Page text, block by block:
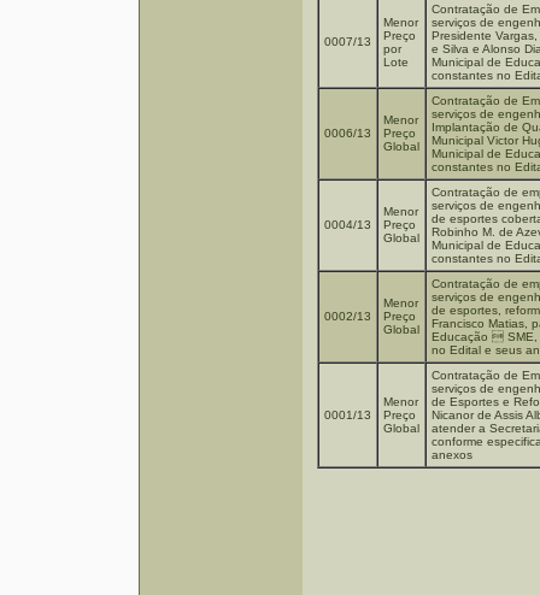
0007/13
Menor
Preço
por
Lote
Contratação de
serviços de
Presidente
e Silva e Alonso
Municipal de
constantes no
0006/13
Menor
Preço
Global
Contratação de
serviços de
Implantação de
Municipal Victor
Municipal de
constantes no
0004/13
Menor
Preço
Global
Contratação de
serviços de
de esportes
Robinho M. de
Municipal de
constantes no
0002/13
Menor
Preço
Global
Contratação de
serviços de
de esportes,
Francisco Matias,
Educação  SME,
no Edital e seus
0001/13
Menor
Preço
Global
Contratação de
serviços de
de Esportes e
Nicanor de Assis
atender a
conforme
anexos